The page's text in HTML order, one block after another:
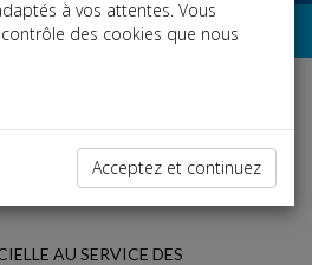
AU SERVICE DES
à vos attentes. Vous
des cookies que nous
Acceptez et continuez